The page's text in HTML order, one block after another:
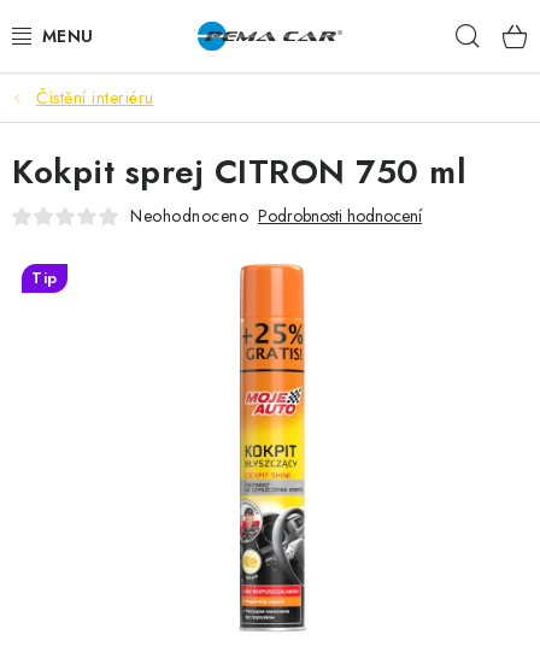
na
NOVINKY
DOPRODEJ
AUTODOPLŇKY
TUNING
Čistění interiéru
Kokpit sprej CITRON 750 ml
Neohodnoceno Podrobnosti hodnocení
Tip